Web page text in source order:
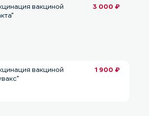
вакциной
3 000 ₽
вакциной
1 900 ₽